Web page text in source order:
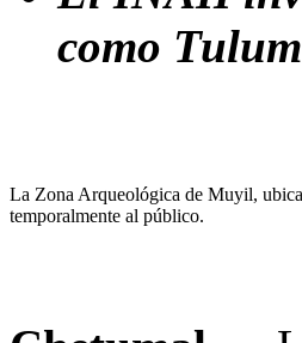
como
La Zona Arqueológica de Muyil,
temporalmente al público.